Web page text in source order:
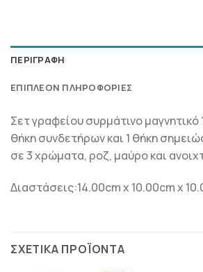
ΠΕΡΙΓΡΑΦΉ
ΕΠΙΠΛΈΟΝ ΠΛΗΡΟΦΟΡΊΕΣ
Σετ γραφείου συρμάτινο μαγνητικό
θήκη συνδετήρων και 1 θήκη
σε 3 χρώματα, ροζ, μαύρο και
Διαστάσεις:14.00cm x 10.00cm x
ΣΧΕΤΙΚΆ ΠΡΟΪΌΝΤΑ